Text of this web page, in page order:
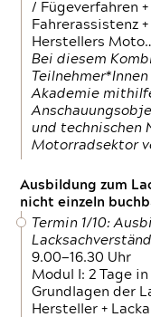
/ Fügeverfahren
Fahrerassistenz
Herstellers
Bei diesem
Akademie
und technischen
Motorradsektor
Ausbildung zum
nicht einzeln
Termin 1/10:
9.00—16.30 Uhr
Modul I: 2 Tage
Grundlagen der
Hersteller +